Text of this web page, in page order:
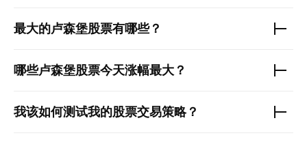
最大的卢森堡股票有哪些？
哪些卢森堡股票今天涨幅最大？
我该如何测试我的股票交易策略？